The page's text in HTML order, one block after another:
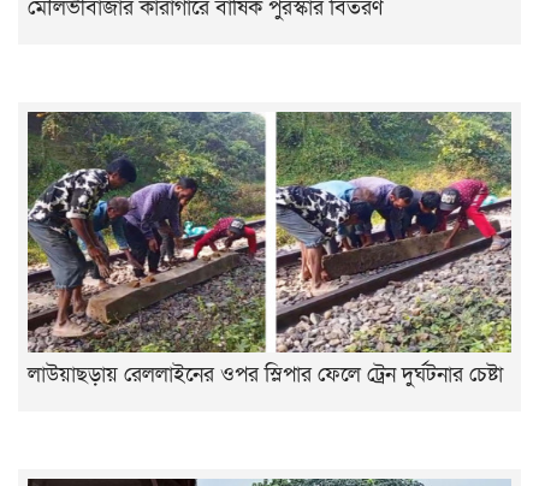
মৌলভীবাজার কারাগারে বার্ষিক পুরস্কার বিতরণ
লাউয়াছড়ায় রেললাইনের ওপর স্লিপার ফেলে ট্রেন দুর্ঘটনার চেষ্টা